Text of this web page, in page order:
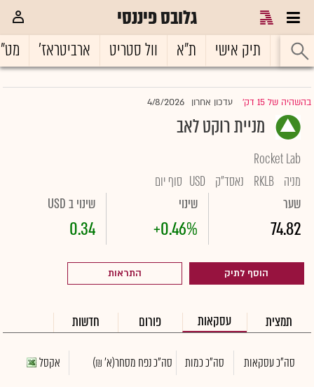
גלובס פיננסי
ראשי תיק אישי ת"א וול סטריט ארביטראז'
בהשהיה של 15 דק' |עדכון אחרון 4/8/2026
מניית רוקט לאב
Rocket Lab
מניה RKLB נאסד"ק USD סוף יום
שער
74.82
שינוי
+0.46%
שינוי ב USD
0.34
הוסף לתיק התראות
תמצית עסקאות פורום חדשות
סה"כ עסקאות סה"כ כמות סה"כ נפח מסחר(א' ₪) אקסל